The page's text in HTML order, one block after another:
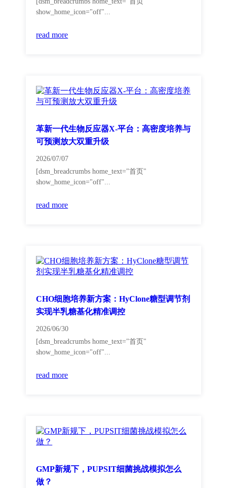
show_home_icon="off"...
read more
革新一代生物反应器X-平台：高密度培养与
可预测放大双重升级
2026/07/07
[dsm_breadcrumbs home_text="首页"
show_home_icon="off"...
read more
CHO细胞培养新方案：HyClone糖型调节剂
实现半乳糖基化精准调控
2026/06/30
[dsm_breadcrumbs home_text="首页"
show_home_icon="off"...
read more
GMP新规下，PUPSIT细菌挑战模拟怎么
做？